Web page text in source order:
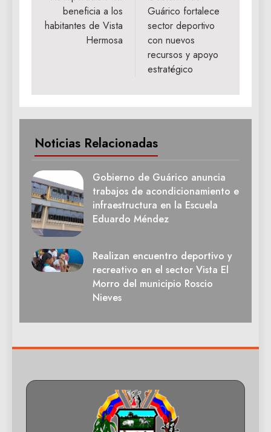
entradas
beneficia a los
habitantes de Vista
Hermosa
Guárico fortalece
sector deportivo
con nuevos
recursos y apoyo
estratégico
Noticias Relacionadas
Gobierno de Guárico anuncia
trabajos de acondicionamiento e
infraestructura en la Escuela
Eduardo Méndez
Realizan encuentro deportivo y
recreativo en el sector Vista El
Morro del municipio Roscio
Nieves